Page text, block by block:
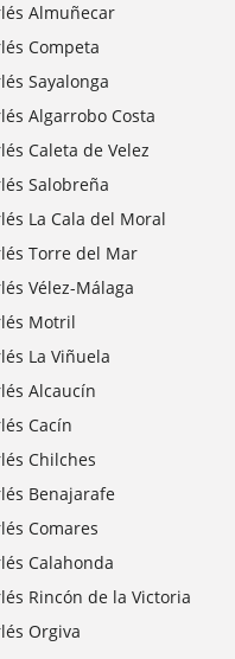
Almuñecar
Competa
Sayalonga
Algarrobo Costa
Caleta de Velez
Salobreña
La Cala del Moral
Torre del Mar
Vélez-Málaga
Motril
La Viñuela
Alcaucín
Cacín
Chilches
Benajarafe
Comares
Calahonda
Rincón de la Victoria
Orgiva